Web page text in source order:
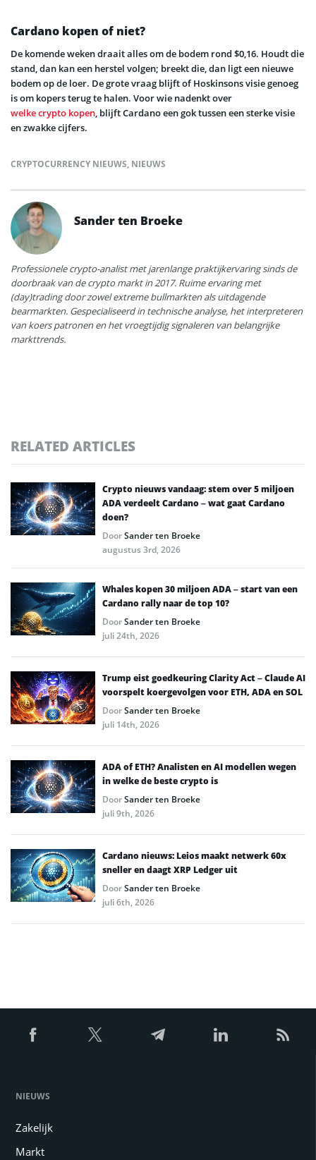
Cardano kopen of niet?
De komende weken draait alles om de bodem rond $0,16. Houdt die
stand, dan kan een herstel volgen; breekt die, dan ligt een nieuwe
bodem op de loer. De grote vraag blijft of Hoskinsons visie genoeg
is om kopers terug te halen. Voor wie nadenkt over
welke crypto kopen, blijft Cardano een gok tussen een sterke visie
en zwakke cijfers.
CRYPTOCURRENCY NIEUWS, NIEUWS
Sander ten Broeke
Professionele crypto-analist met jarenlange praktijkervaring sinds de
doorbraak van de crypto markt in 2017. Ruime ervaring met
(day)trading door zowel extreme bullmarkten als uitdagende
bearmarkten. Gespecialiseerd in technische analyse, het interpreteren
van koers patronen en het vroegtijdig signaleren van belangrijke
markttrends.
RELATED ARTICLES
Crypto nieuws vandaag: stem over 5 miljoen
ADA verdeelt Cardano – wat gaat Cardano
doen?
DoorSander ten Broeke
augustus 3rd, 2026
Whales kopen 30 miljoen ADA – start van een
Cardano rally naar de top 10?
DoorSander ten Broeke
juli 24th, 2026
Trump eist goedkeuring Clarity Act – Claude AI
voorspelt koergevolgen voor ETH, ADA en SOL
DoorSander ten Broeke
juli 14th, 2026
ADA of ETH? Analisten en AI modellen wegen
in welke de beste crypto is
DoorSander ten Broeke
juli 9th, 2026
Cardano nieuws: Leios maakt netwerk 60x
sneller en daagt XRP Ledger uit
DoorSander ten Broeke
juli 6th, 2026
NIEUWS
Zakelijk
Markt